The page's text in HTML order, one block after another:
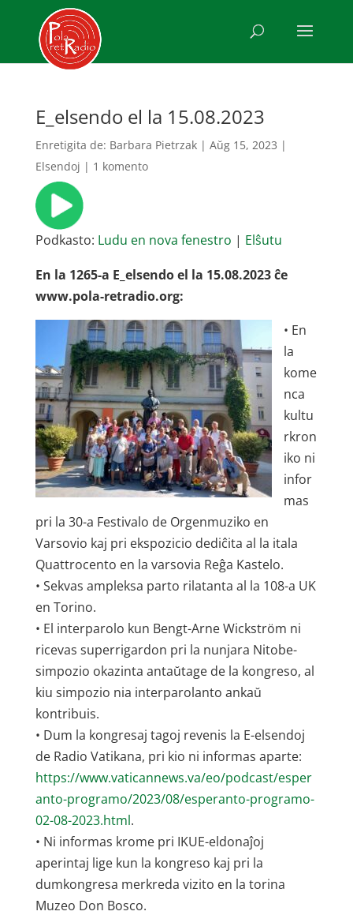
E_elsendo el la 15.08.2023
Enretigita de: Barbara Pietrzak| Aŭg 15, 2023 |
Elsendoj | 1 komento
Podkasto: Ludu en nova fenestro | Elŝutu
En la 1265-a E_elsendo el la 15.08.2023 ĉe
www.pola-retradio.org:
• En
la
kome
nca
kultu
rkron
iko ni
infor
mas
pri la 30-a Festivalo de Orgenmuziko en
Varsovio kaj pri ekspozicio dediĉita al la itala
Quattrocento en la varsovia Reĝa Kastelo.
• Sekvas ampleksa parto rilatanta al la 108-a UK
en Torino.
• El interparolo kun Bengt-Arne Wickström ni
ricevas superrigardon pri la nunjara Nitobe-
simpozio okazinta antaŭtage de la kongreso, al
kiu simpozio nia interparolanto ankaŭ
kontribuis.
• Dum la kongresaj tagoj revenis la E-elsendoj
de Radio Vatikana, pri kio ni informas aparte:
https://www.vaticannews.va/eo/podcast/esper
anto-programo/2023/08/esperanto-programo-
02-08-2023.html.
• Ni informas krome pri IKUE-eldonaĵoj
aperintaj lige kun la kongreso kaj pri la
dumkongresa merkreda vizito en la torina
Muzeo Don Bosco.